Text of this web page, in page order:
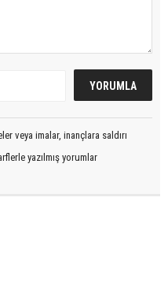
veya imalar, inançlara saldırı
yazılmış yorumlar